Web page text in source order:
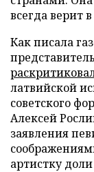
всегда верит
Как писала
латвийской
советского
Алексей
заявления
артистку